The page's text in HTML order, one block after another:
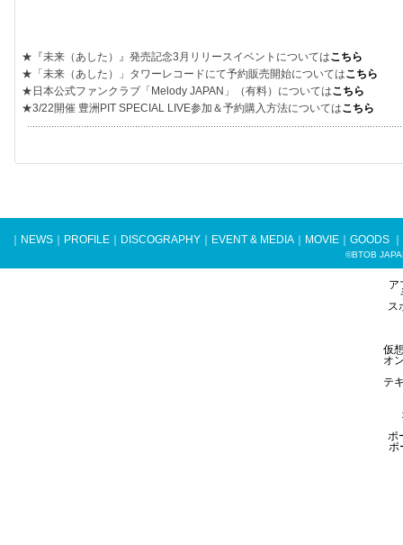
★『未来（あした）』発売記念3月リリースイベントについてはこちら
★「未来（あした）」タワーレコードにて予約販売開始についてはこちら
★日本公式ファンクラブ「Melody JAPAN」（有料）についてはこちら
★3/22開催 豊洲PIT SPECIAL LIVE参加＆予約購入方法についてはこちら
NEWS PROFILE DISCOGRAPHY EVENT & MEDIA MOVIE GOODS
©BTOB
ア
ス
仮
オ
テ
ポ
ポ